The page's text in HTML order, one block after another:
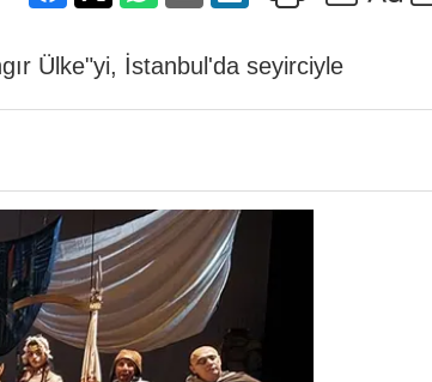
Ülke"yi, İstanbul'da seyirciyle